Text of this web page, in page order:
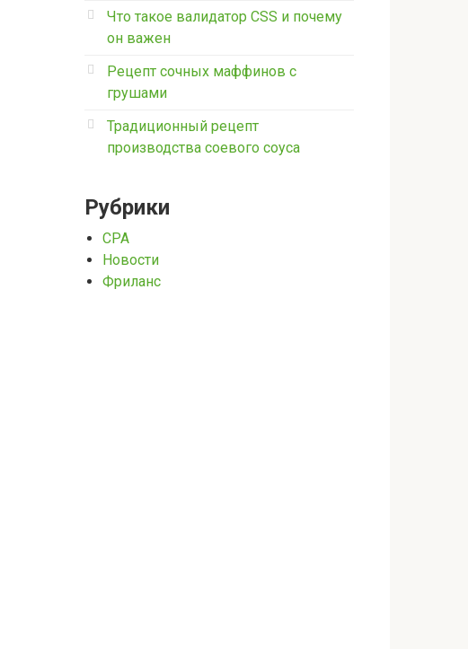
Что такое валидатор CSS и почему
он важен
Рецепт сочных маффинов с
грушами
Традиционный рецепт
производства соевого соуса
Рубрики
CPA
Новости
Фриланс